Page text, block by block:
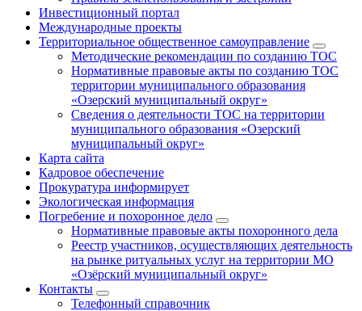
Инвестиционный портал
Международные проекты
Территориальное общественное самоуправление
Методические рекомендации по созданию ТОС
Нормативные правовые акты по созданию ТОС
территории муниципального образования
«Озерский муниципальный округ»
Сведения о деятельности ТОС на территории
муниципального образования «Озерский
муниципальный округ»
Карта сайта
Кадровое обеспечение
Прокуратура информирует
Экологическая информация
Погребение и похоронное дело
Нормативные правовые акты похоронного дела
Реестр участников, осуществляющих деятельность
на рынке ритуальных услуг на территории МО
«Озёрский муниципальный округ»
Контакты
Телефонный справочник